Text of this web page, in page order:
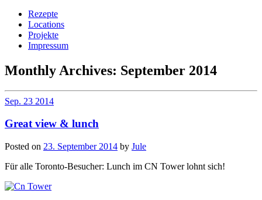
Rezepte
Locations
Projekte
Impressum
Monthly Archives: September 2014
Sep. 23 2014
Great view & lunch
Posted on 23. September 2014 by Jule
Für alle Toronto-Besucher: Lunch im CN Tower lohnt sich!